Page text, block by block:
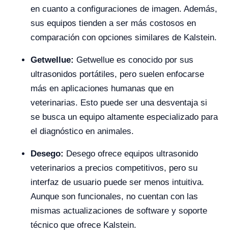
en cuanto a configuraciones de imagen. Además,
sus equipos tienden a ser más costosos en
comparación con opciones similares de Kalstein.
Getwellue: Getwellue es conocido por sus
ultrasonidos portátiles, pero suelen enfocarse
más en aplicaciones humanas que en
veterinarias. Esto puede ser una desventaja si
se busca un equipo altamente especializado para
el diagnóstico en animales.
Desego: Desego ofrece equipos ultrasonido
veterinarios a precios competitivos, pero su
interfaz de usuario puede ser menos intuitiva.
Aunque son funcionales, no cuentan con las
mismas actualizaciones de software y soporte
técnico que ofrece Kalstein.